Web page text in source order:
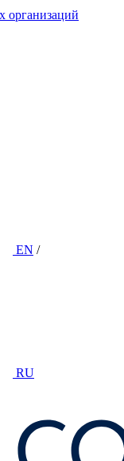
организаций
EN /
RU